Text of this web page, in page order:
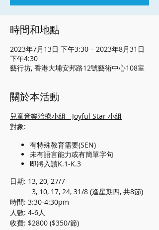
時間和地點
2023年7月13日 下午3:30 – 2023年8月31日
下午4:30
藝行坊, 香港大埔安邦路12號藝術中心108室
關於本活動
兒童音樂治療小組 - Joyful Star 小組
對象:
有特殊教育需要(SEN)
未有語言能力或有簡單字句
即將入讀K.1-K.3
日期: 13, 20, 27/7
3, 10, 17, 24, 31/8 (逢星期四, 共8節)
時間: 3:30-4:30pm
人數: 4-6人
收費: $2800 ($350/節)